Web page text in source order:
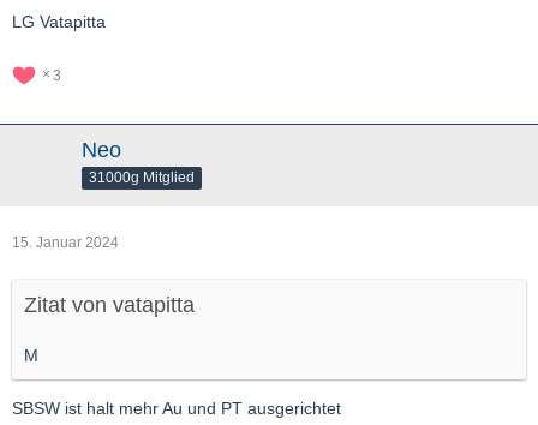
LG Vatapitta
3
Neo
31000g Mitglied
15. Januar 2024
Zitat von vatapitta
M
SBSW ist halt mehr Au und PT ausgerichtet